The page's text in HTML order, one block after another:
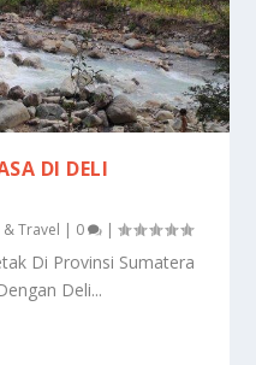
DI DELI
Travel | 0 |
Di Provinsi Sumatera
Deli...